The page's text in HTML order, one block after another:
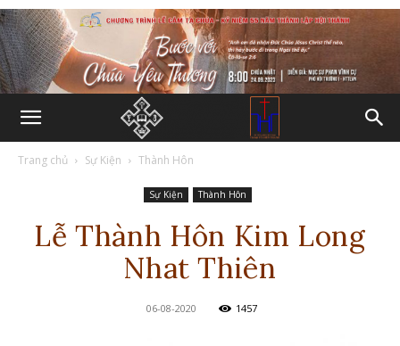
Trang chủ Sự Kiện Thành Hôn
Sự Kiện Thành Hôn
Lễ Thành Hôn Kim Long
Nhat Thiên
06-08-2020 1457